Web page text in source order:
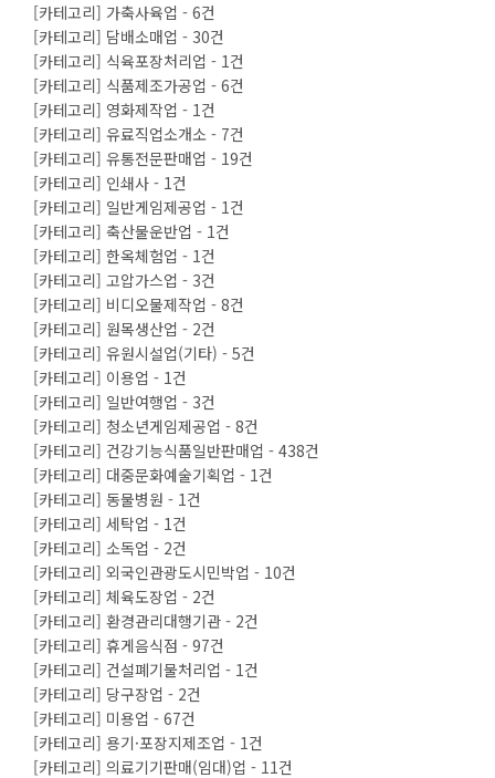
[카테고리] 가축사육업 - 6건
[카테고리] 담배소매업 - 30건
[카테고리] 식육포장처리업 - 1건
[카테고리] 식품제조가공업 - 6건
[카테고리] 영화제작업 - 1건
[카테고리] 유료직업소개소 - 7건
[카테고리] 유통전문판매업 - 19건
[카테고리] 인쇄사 - 1건
[카테고리] 일반게임제공업 - 1건
[카테고리] 축산물운반업 - 1건
[카테고리] 한옥체험업 - 1건
[카테고리] 고압가스업 - 3건
[카테고리] 비디오물제작업 - 8건
[카테고리] 원목생산업 - 2건
[카테고리] 유원시설업(기타) - 5건
[카테고리] 이용업 - 1건
[카테고리] 일반여행업 - 3건
[카테고리] 청소년게임제공업 - 8건
[카테고리] 건강기능식품일반판매업 - 438건
[카테고리] 대중문화예술기획업 - 1건
[카테고리] 동물병원 - 1건
[카테고리] 세탁업 - 1건
[카테고리] 소독업 - 2건
[카테고리] 외국인관광도시민박업 - 10건
[카테고리] 체육도장업 - 2건
[카테고리] 환경관리대행기관 - 2건
[카테고리] 휴게음식점 - 97건
[카테고리] 건설폐기물처리업 - 1건
[카테고리] 당구장업 - 2건
[카테고리] 미용업 - 67건
[카테고리] 용기·포장지제조업 - 1건
[카테고리] 의료기기판매(임대)업 - 11건